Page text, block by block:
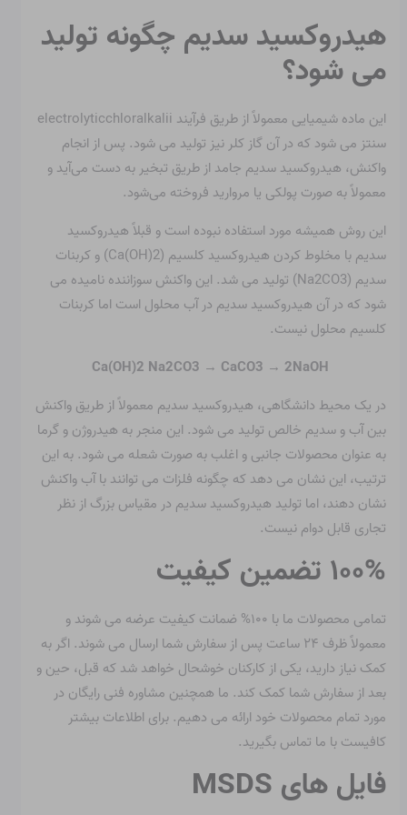
هیدروکسید سدیم چگونه تولید
می شود؟
این ماده شیمیایی معمولاً از طریق فرآیند electrolyticchloralkalii
سنتز می شود که در آن گاز کلر نیز تولید می شود. پس از انجام
واکنش، هیدروکسید سدیم جامد از طریق تبخیر به دست می‌آید و
معمولاً به صورت پولکی یا مروارید فروخته می‌شود.
این روش همیشه مورد استفاده نبوده است و قبلاً هیدروکسید
سدیم با مخلوط کردن هیدروکسید کلسیم (Ca(OH)2) و کربنات
سدیم (Na2CO3) تولید می شد. این واکنش سوزاننده نامیده می
شود که در آن هیدروکسید سدیم در آب محلول است اما کربنات
کلسیم محلول نیست.
Ca(OH)2 Na2CO3 → CaCO3 → 2NaOH
در یک محیط دانشگاهی، هیدروکسید سدیم معمولاً از طریق واکنش
بین آب و سدیم خالص تولید می شود. این منجر به هیدروژن و گرما
به عنوان محصولات جانبی و اغلب به صورت شعله می شود. به این
ترتیب، این نشان می دهد که چگونه فلزات می توانند با آب واکنش
نشان دهند، اما تولید هیدروکسید سدیم در مقیاس بزرگ از نظر
تجاری قابل دوام نیست.
۱۰۰% تضمین کیفیت
تمامی محصولات ما با ۱۰۰% ضمانت کیفیت عرضه می شوند و
معمولاً ظرف ۲۴ ساعت پس از سفارش شما ارسال می شوند. اگر به
کمک نیاز دارید، یکی از کارکنان خوشحال خواهد شد که قبل، حین و
بعد از سفارش شما کمک کند. ما همچنین مشاوره فنی رایگان در
مورد تمام محصولات خود ارائه می دهیم. برای اطلاعات بیشتر
کافیست با ما تماس بگیرید.
فایل های MSDS